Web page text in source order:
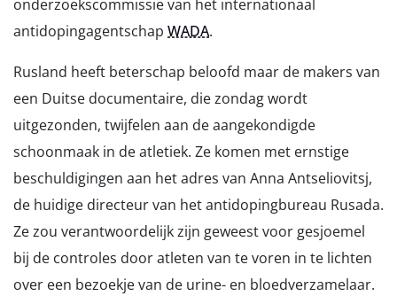
onderzoekscommissie van het internationaal
antidopingagentschap WADA.
Rusland heeft beterschap beloofd maar de makers van
een Duitse documentaire, die zondag wordt
uitgezonden, twijfelen aan de aangekondigde
schoonmaak in de atletiek. Ze komen met ernstige
beschuldigingen aan het adres van Anna Antseliovitsj,
de huidige directeur van het antidopingbureau Rusada.
Ze zou verantwoordelijk zijn geweest voor gesjoemel
bij de controles door atleten van te voren in te lichten
over een bezoekje van de urine- en bloedverzamelaar.